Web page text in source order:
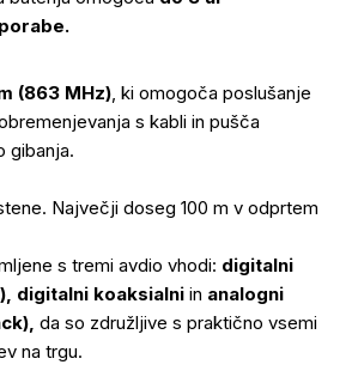
(863 MHz), ki omogoča poslušanje
s kabli in pušča
gibanja.
Največji doseg 100 m v odprtem
s tremi avdio vhodi: digitalni
digitalni koaksialni in analogni
da so združljive s praktično vsemi
na trgu.